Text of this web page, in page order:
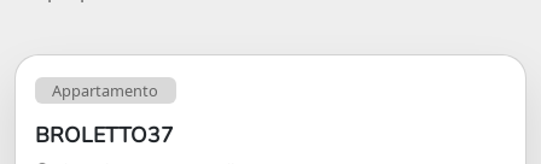
Appartamento
BROLETTO37